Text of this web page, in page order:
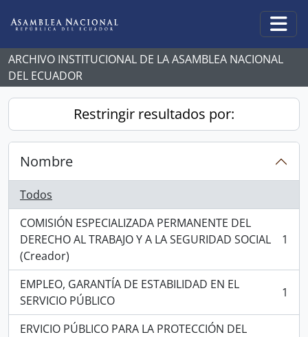
ARCHIVO INSTITUCIONAL DE LA ASAMBLEA NACIONAL
DEL ECUADOR
Restringir resultados por:
Nombre
Todos
COMISIÓN ESPECIALIZADA PERMANENTE DEL
DERECHO AL TRABAJO Y A LA SEGURIDAD SOCIAL
(Creador)
, 1 resultados 1
EMPLEO, GARANTÍA DE ESTABILIDAD EN EL
SERVICIO PÚBLICO
, 1 resultados 1
ERVICIO PÚBLICO PARA LA PROTECCIÓN DEL